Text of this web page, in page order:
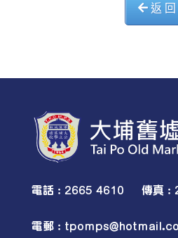
返 回
電話 : 2665 4610 傳真 :
電郵 :